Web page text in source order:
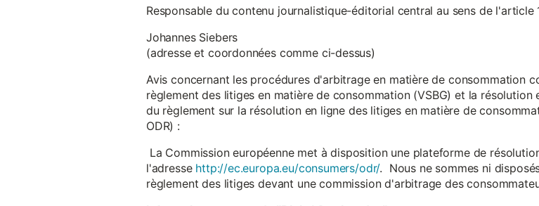
Responsable du contenu journalistique-éditorial central au sens de l'article
Johannes Siebers
(adresse et coordonnées comme ci-dessus)
Avis concernant les procédures d'arbitrage en matière de consommation
règlement des litiges en matière de consommation (VSBG) et la
du règlement sur la résolution en ligne des litiges en matière de
ODR) :
La Commission européenne met à disposition une plateforme de
l'adresse http://ec.europa.eu/consumers/odr/. Nous ne sommes ni
règlement des litiges devant une commission d'arbitrage des